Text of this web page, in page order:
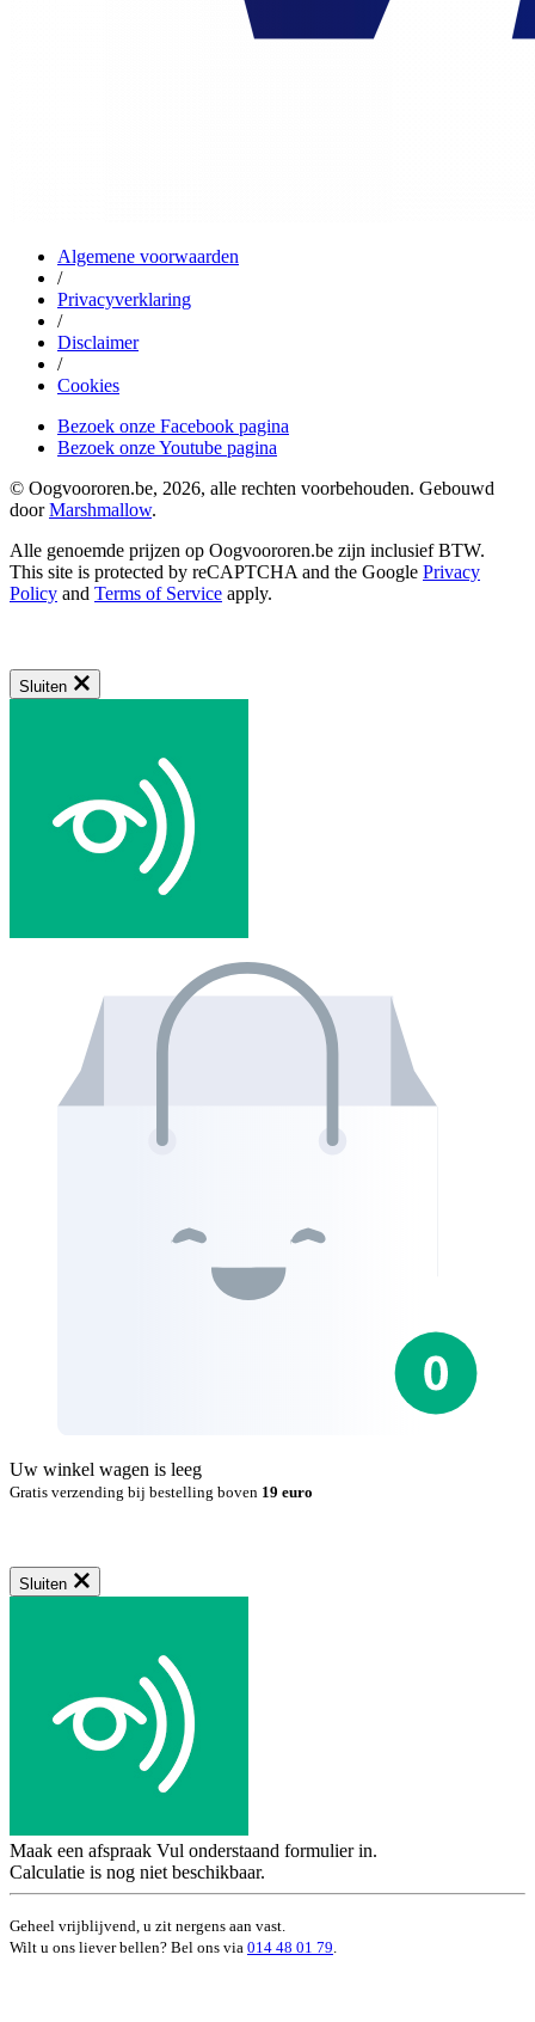
Algemene voorwaarden
/
Privacyverklaring
/
Disclaimer
/
Cookies
Bezoek onze Facebook pagina
Bezoek onze Youtube pagina
© Oogvoororen.be, 2026, alle rechten voorbehouden. Gebouwd
doorMarshmallow.
Alle genoemde prijzen op Oogvoororen.be zijn inclusief BTW.
This site is protected by reCAPTCHA and the Google Privacy
Policy and Terms of Service apply.
Sluiten
Uw winkel wagen is leeg
Gratis verzending bij bestelling boven 19 euro
Sluiten
Maak een afspraak Vul onderstaand formulier in.
Calculatie is nog niet beschikbaar.
Geheel vrijblijvend, u zit nergens aan vast.
Wilt u ons liever bellen? Bel ons via 014 48 01 79.